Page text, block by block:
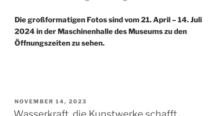
Die großformatigen Fotos sind vom 21. April – 14. Juli
2024 in der Maschinenhalle des Museums zu den
Öffnungszeiten zu sehen.
VERÖFFENTLICHT
AM
NOVEMBER 14, 2023